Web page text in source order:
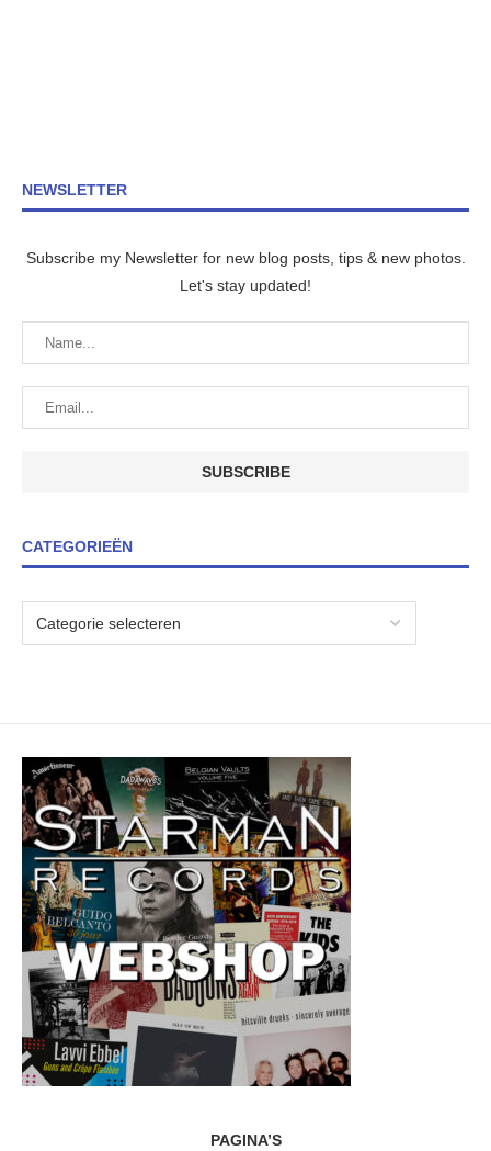
NEWSLETTER
Subscribe my Newsletter for new blog posts, tips & new photos.
Let's stay updated!
CATEGORIEËN
PAGINA’S